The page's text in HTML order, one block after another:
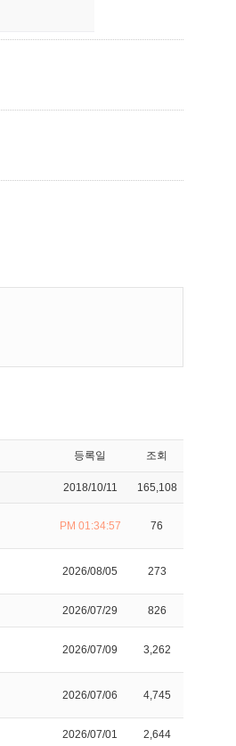
등록일 조회
2018/10/11 165,108
PM 01:34:57 76
2026/08/05 273
2026/07/29 826
2026/07/09 3,262
2026/07/06 4,745
2026/07/01 2,644